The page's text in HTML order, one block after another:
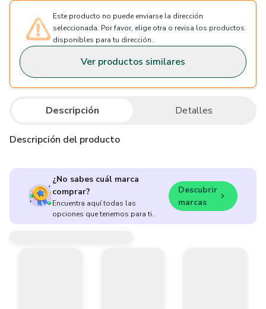
Este producto no puede enviarse la dirección
seleccionada. Por favor, elige otra o revisa los productos
disponibles para tu dirección.
Ver productos similares
Descripción Detalles
Descripción del producto
¿No sabes cuál marca
comprar?
Encuentra aquí todas las
opciones que tenemos para ti.
Descubrir
marcas